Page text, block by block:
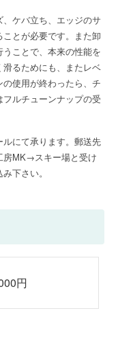
ケバ立ち、エッジのサ
とが必要です。また卸
ことで、本来の性能を
るためにも、またレベ
使用が終わったら、チ
ルチューンナップの受
にて承ります。郵送先
房MK→スキー場と受け
下さい。
円